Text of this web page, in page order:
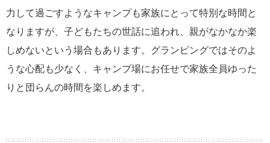
力して過ごすようなキャンプも家族にとって特別な時間と
なりますが、子どもたちの世話に追われ、親がなかなか楽
しめないという場合もあります。グランピングではそのよ
うな心配も少なく、キャンプ場にお任せで家族全員ゆった
りと団らんの時間を楽しめます。